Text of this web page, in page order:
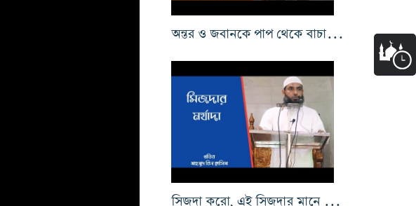
অন্তর ও জবানকে পাপ থেকে বাচার উপায়